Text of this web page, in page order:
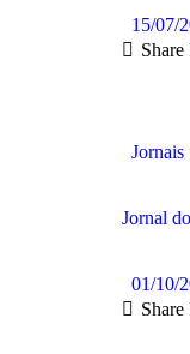
15/07/
Share
LER
Jornais
Jornal
01/10/
Share
LER